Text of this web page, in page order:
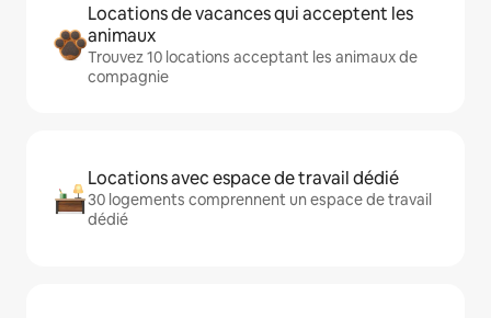
Locations de vacances qui acceptent les
animaux
Trouvez 10 locations acceptant les animaux de
compagnie
Locations avec espace de travail dédié
30 logements comprennent un espace de travail
dédié